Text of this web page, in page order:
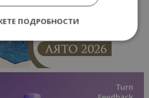
ПОДРОБНОСТИ
необходимо
бисквитки позволяват